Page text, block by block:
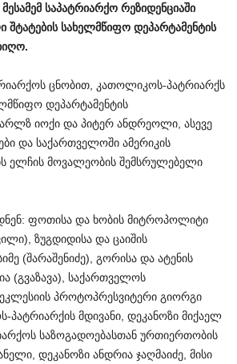
საპატრიარქო რეზიდენციაში
შტატების სახელმწიფო დეპარტამენტის
ცნობით, კათოლიკოს-პატრიარქს
დეპარტამენტის
იოქი და პიტერ ანდრეოლი, ასევე
და საქართველოში ამერიკის
ელჩის მოვალეობის შემსრულებელი
ფოთისა და ხობის მიტროპოლიტი
ზუგდიდისა და ცაიშის
(შარაშენიძე), გორისა და ატენის
(გვაზავა), საქართველოს
პროტოპრესვიტერი გიორგი
პატრიარქის მდივანი, დეკანოზი მიქაელ
საზოგადოებასთან ურთიერთობის
დეკანოზი ანდრია ჯაღმაიძე, მისი